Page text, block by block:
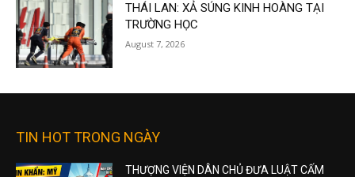
THÁI LAN: XẢ SÚNG KINH HOÀNG TẠI
TRƯỜNG HỌC
August 7, 2026
TIN HOT TRONG NGÀY
THƯỢNG VIỆN DÂN CHỦ ĐƯA LUẬT CẤM